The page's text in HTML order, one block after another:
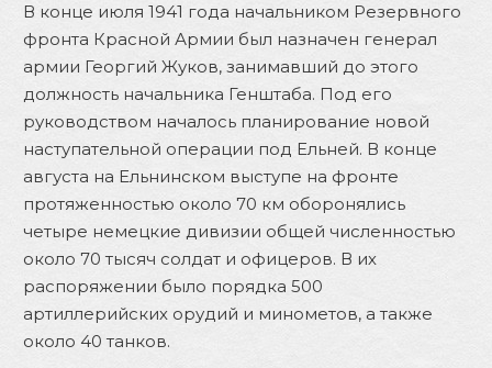
В конце июля 1941 года начальником Резервного
фронта Красной Армии был назначен генерал
армии Георгий Жуков, занимавший до этого
должность начальника Генштаба. Под его
руководством началось планирование новой
наступательной операции под Ельней. В конце
августа на Ельнинском выступе на фронте
протяженностью около 70 км оборонялись
четыре немецкие дивизии общей численностью
около 70 тысяч солдат и офицеров. В их
распоряжении было порядка 500
артиллерийских орудий и минометов, а также
около 40 танков.